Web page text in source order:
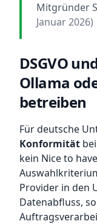
Mitgründer
Januar 2026)
DSGVO
Ollama
betreiben
Für deutsche
Konformität
kein Nice to
Provider in den
Datenabfluss,